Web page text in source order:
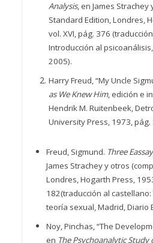
Analysis, en James Strachey
Standard Edition, Londres,
vol. XVI, pág. 376
Introducción al
2005).
Harry Freud, “My Uncle
as We Knew Him, edición e
Hendrik M. Ruitenbeek,
University Press, 1973, pág.
Freud, Sigmund. Three
James Strachey y otros
Londres, Hogarth Press,
182(traducción al
teoría sexual, Madrid, Diario
Noy, Pinchas, “The
en The Psychoanalytic Study